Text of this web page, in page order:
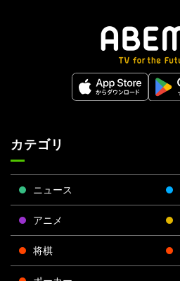
カテゴリ
ニュース
アニメ
将棋